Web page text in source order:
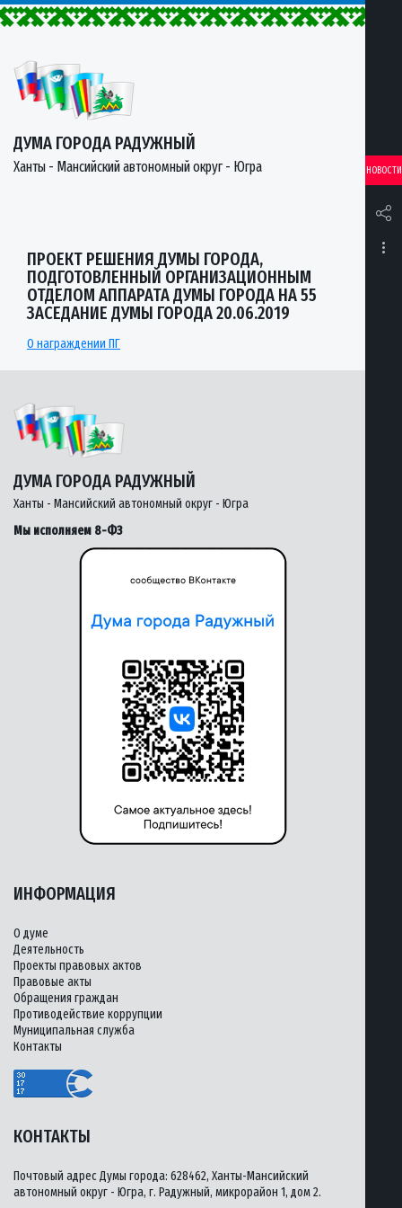
ДУМА ГОРОДА РАДУЖНЫЙ
Ханты - Мансийский автономный округ - Югра НОВОСТИ
ПРОЕКТ РЕШЕНИЯ ДУМЫ ГОРОДА,
ПОДГОТОВЛЕННЫЙ ОРГАНИЗАЦИОННЫМ
ОТДЕЛОМ АППАРАТА ДУМЫ ГОРОДА НА 55
ЗАСЕДАНИЕ ДУМЫ ГОРОДА 20.06.2019
О награждении ПГ
ДУМА ГОРОДА РАДУЖНЫЙ
Ханты - Мансийский автономный округ - Югра
Мы исполняем 8-ФЗ
КОНТАКТЫ
Почтовый адрес Думы города: 628462, Ханты-Мансийский
автономный округ - Югра, г. Радужный, микрорайон 1, дом 2.
ИНФОРМАЦИЯ
О думе
Деятельность
Проекты правовых актов
Правовые акты
Обращения граждан
Противодействие коррупции
Муниципальная служба
Контакты